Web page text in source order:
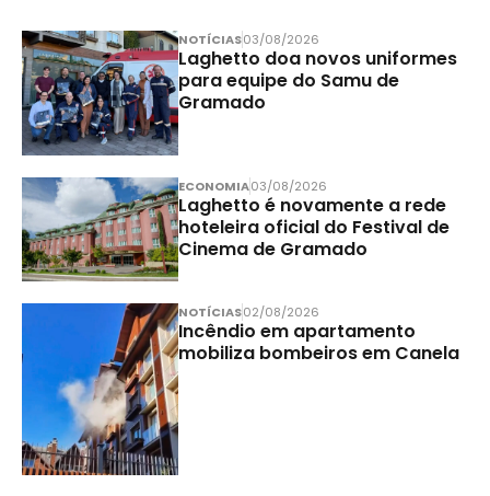
NOTÍCIAS03/08/2026
Laghetto doa novos uniformes
para equipe do Samu de
Gramado
ECONOMIA03/08/2026
Laghetto é novamente a rede
hoteleira oficial do Festival de
Cinema de Gramado
NOTÍCIAS02/08/2026
Incêndio em apartamento
mobiliza bombeiros em Canela